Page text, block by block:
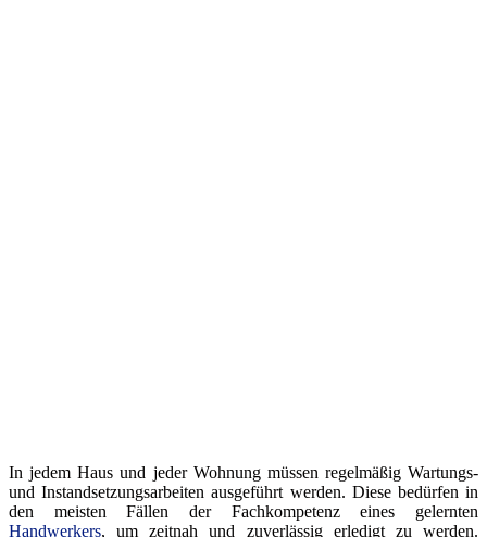
In jedem Haus und jeder Wohnung müssen regelmäßig Wartungs-
und Instandsetzungsarbeiten ausgeführt werden. Diese bedürfen in
den meisten Fällen der Fachkompetenz eines gelernten
Handwerkers, um zeitnah und zuverlässig erledigt zu werden.